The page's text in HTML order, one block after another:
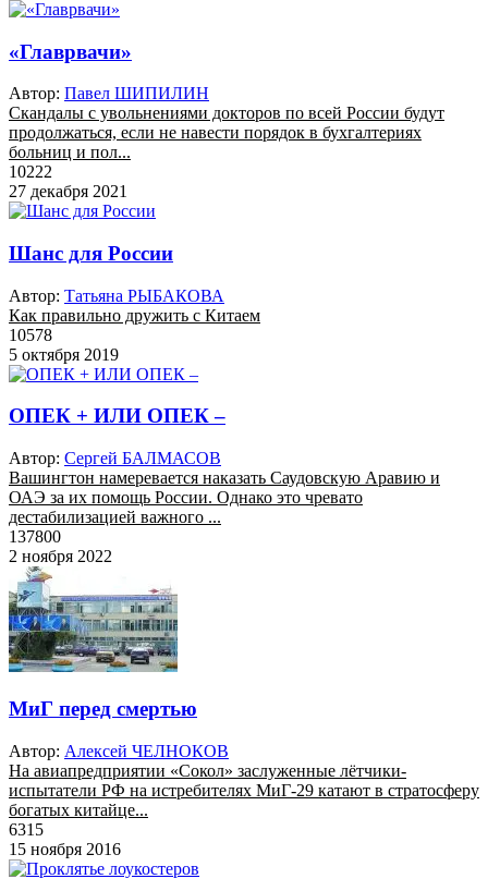
«Главрвачи»
Автор: Павел ШИПИЛИН
Скандалы с увольнениями докторов по всей России будут
продолжаться, если не навести порядок в бухгалтериях
больниц и пол...
10222
27 декабря 2021
Шанс для России
Автор: Татьяна РЫБАКОВА
Как правильно дружить с Китаем
10578
5 октября 2019
ОПЕК + ИЛИ ОПЕК –
Автор: Сергей БАЛМАСОВ
Вашингтон намеревается наказать Саудовскую Аравию и
ОАЭ за их помощь России. Однако это чревато
дестабилизацией важного ...
137800
2 ноября 2022
МиГ перед смертью
Автор: Алексей ЧЕЛНОКОВ
На авиапредприятии «Сокол» заслуженные лётчики-
испытатели РФ на истребителях МиГ-29 катают в стратосферу
богатых китайце...
6315
15 ноября 2016